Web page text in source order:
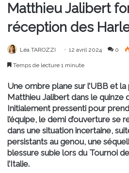
Matthieu Jalibert
réception des
Léa TAROZZI 12 avril 2024 0
Temps de lecture 1 minute
Une ombre plane sur l’UBB et
Matthieu Jalibert dans le quinze
Initialement pressenti pour
l’équipe, le demi d’ouverture se
dans une situation incertaine,
persistants au genou, une
blessure subie lors du Tournoi
l’Italie.